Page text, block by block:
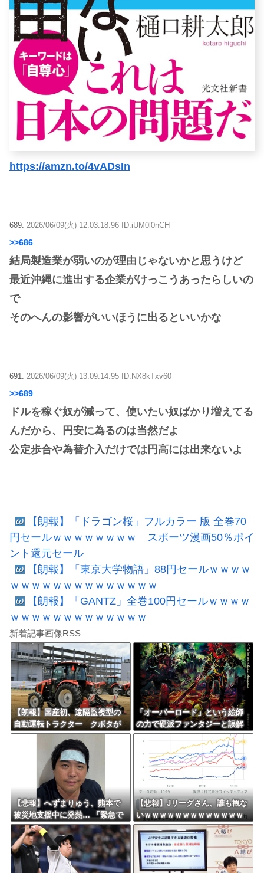
https://amzn.to/4vADsIn
689: 2026/06/09(火) 12:03:18.96 ID:iUM0l0nCH
>>686
結局製造業が弱いのが理由じゃないかと思うけど
最近沖縄に進出する企業がけっこうあったらしいの
で
そのへんの影響がいいほうに出るといいかな
691: 2026/06/09(火) 13:09:14.95 ID:NX8kTxv60
>>689
ドルを稼ぐ奴が減って、使いたい奴ばかり増えてる
んだから、円安に為るのは当然だよ
公定歩合や為替介入だけでは円高には出来ないよ
【朗報】「ドラゴン桜」フルカラー 版 全巻70
円セールｗｗｗｗｗｗｗｗ スポーツ漫画50％ポイ
ント還元セール
【朗報】「東京大学物語」88円セールｗｗｗｗ
ｗｗｗｗｗｗｗｗｗｗｗｗｗｗ
【朗報】「GANTZ」全巻100円セールｗｗｗｗ
ｗｗｗｗｗｗｗｗｗｗｗｗｗ
新着記事画像RSS
【朗報】国産初、遠隔監視型の
自動運転トラクター クボタが
来春に発売！！！
「オーバーロード」という絵師
の力で硬派ファンタジーと誤解
させ人気出たなろう作品ｗｗｗ
ｗｗｗｗｗｗ
【悲報】へずまりゅう、熊本で
被災地支援中に発熱… 「緊急で
病院に向かい点滴を打ったら楽
に」 回復を報告
【悲報】Jリーグさん、誰も観な
いｗｗｗｗｗｗｗｗｗｗｗｗｗ
ｗｗｗｗ